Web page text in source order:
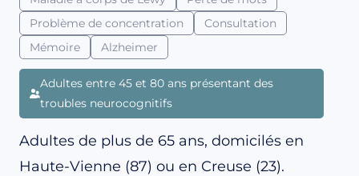
Problème de concentration
Consultation
Mémoire
Alzheimer
Adultes entre 45 et 80 ans présentant des
troubles neurocognitifs
Adultes de plus de 65 ans, domicilés en
Haute-Vienne (87) ou en Creuse (23).